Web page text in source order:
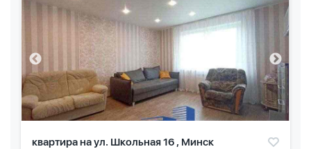
квартира на ул. Школьная 16 , Минск